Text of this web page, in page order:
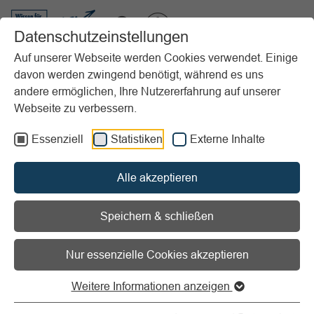
Datenschutzeinstellungen
Auf unserer Webseite werden Cookies verwendet. Einige
davon werden zwingend benötigt, während es uns
andere ermöglichen, Ihre Nutzererfahrung auf unserer
Webseite zu verbessern.
Essenziell Statistiken Externe Inhalte
Alle akzeptieren
Speichern & schließen
Nur essenzielle Cookies akzeptieren
Weitere Informationen anzeigen
Startseite Vereinsmanagement
Marketing
Veranstaltungsmanagement
Vereinswettbewerbe
Zukunftspreis der Deutschen Sportjugend
Informationen zum Readspeaker öffnen
Zukunftspreis der Deutschen
Sportjugend
Sportvereine bewegen Kinderwelt
2007 hat die Deutsche Sportjugend (dsj) den Zukunftspreis
ins Leben gerufen. Mit dem Wettbewerb fördert die dsj das